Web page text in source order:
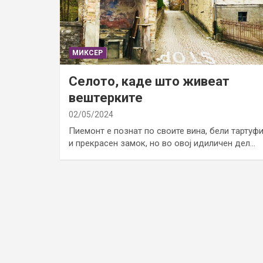
МИКСЕР
Селото, каде што живеат
вештерките
02/05/2024
Пиемонт е познат по своите вина, бели тартуфи
и прекрасен замок, но во овој идиличен дел…